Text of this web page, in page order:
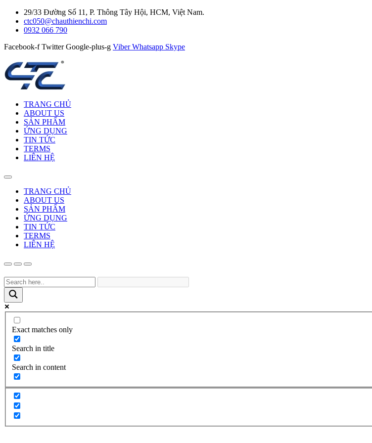
29/33 Đường Số 11, P. Thông Tây Hội, HCM, Việt Nam.
ctc050@chauthienchi.com
0932 066 790
Facebook-f Twitter Google-plus-g Viber Whatsapp Skype
TRANG CHỦ
ABOUT US
SẢN PHẨM
ỨNG DỤNG
TIN TỨC
TERMS
LIÊN HỆ
TRANG CHỦ
ABOUT US
SẢN PHẨM
ỨNG DỤNG
TIN TỨC
TERMS
LIÊN HỆ
Exact matches only
Search in title
Search in content